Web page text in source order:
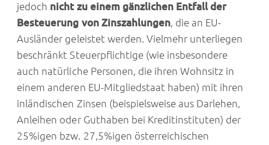
jedoch nicht zu einem gänzlichen Entfall der
Besteuerung von Zinszahlungen, die an EU-
Ausländer geleistet werden. Vielmehr unterliegen
beschränkt Steuerpflichtige (wie insbesondere
auch natürliche Personen, die ihren Wohnsitz in
einem anderen EU-Mitgliedstaat haben) mit ihren
inländischen Zinsen (beispielsweise aus Darlehen,
Anleihen oder Guthaben bei Kreditinstituten) der
25%igen bzw. 27,5%igen österreichischen